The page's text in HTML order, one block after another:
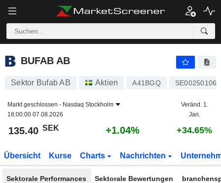
BUFAB AB
BUFAB AB
Sektor Bufab AB Aktien A41BGQ
Markt geschlossen - Nasdaq Stockholm
18:00:00 07.08.2026
Veränd. 1.
Jan.
135.40 SEK +1.04% +34.65%
Übersicht Kurse Charts Nachrichten
Sektorale Performances Sektorale Bewertungen